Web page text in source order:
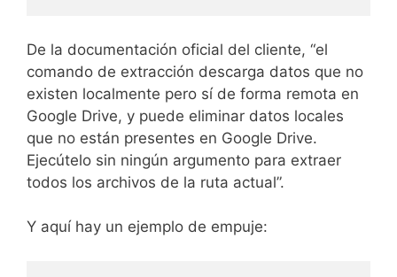
De la documentación oficial del cliente, “el
comando de extracción descarga datos que no
existen localmente pero sí de forma remota en
Google Drive, y puede eliminar datos locales
que no están presentes en Google Drive.
Ejecútelo sin ningún argumento para extraer
todos los archivos de la ruta actual”.
Y aquí hay un ejemplo de empuje: